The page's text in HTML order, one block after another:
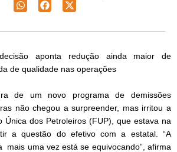
aponta redução ainda maior de
de qualidade nas operações
de um novo programa de demissões
não chegou a surpreender, mas irritou a
Única dos Petroleiros (FUP), que estava na
a questão do efetivo com a estatal. “A
mais uma vez está se equivocando”, afirma